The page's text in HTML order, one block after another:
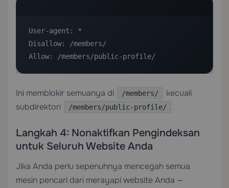
User-agent: *
Disallow: /members/
Allow: /members/public-profile/
Ini memblokir semuanya di /members/
kecuali
subdirektori
/members/public-profile/ .
Langkah 4: Nonaktifkan Pengindeksan
untuk Seluruh Website Anda
Jika Anda perlu sepenuhnya mencegah semua
mesin pencari dari merayapi website Anda —